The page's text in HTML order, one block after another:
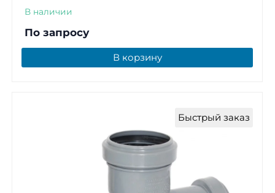
В наличии
По запросу
В корзину
Быстрый заказ